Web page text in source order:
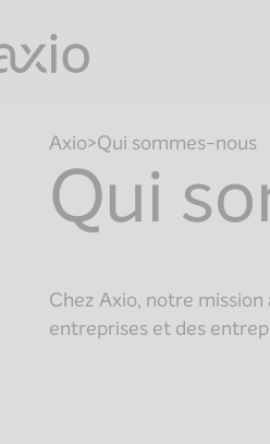
to
content
Axio Qui sommes-nous
Qui
Chez Axio, notre
entreprises et des